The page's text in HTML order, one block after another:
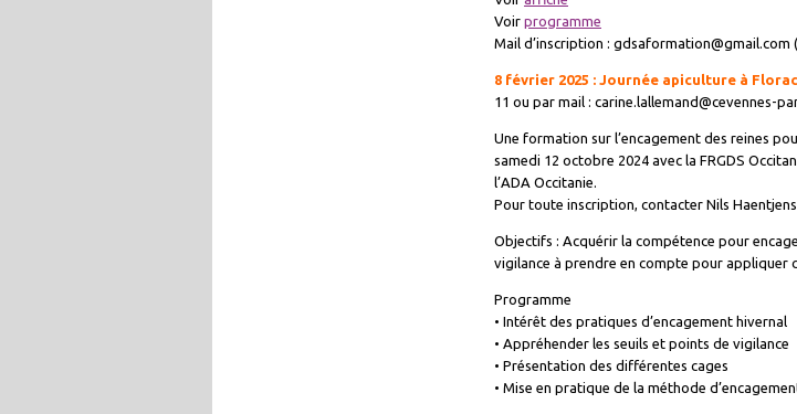
Voir programme
Mail d’inscription : gdsaformation@gmail.com
8 février 2025 : Journée apiculture à
11 ou par mail : carine.lallemand@cevennes-
Une formation sur l’encagement des reines
samedi 12 octobre 2024 avec la FRGDS
l’ADA Occitanie.
Pour toute inscription, contacter Nils Haentjens
Objectifs : Acquérir la compétence pour
vigilance à prendre en compte pour appliquer
Programme
• Intérêt des pratiques d’encagement hivernal
• Appréhender les seuils et points de vigilance
• Présentation des différentes cages
• Mise en pratique de la méthode